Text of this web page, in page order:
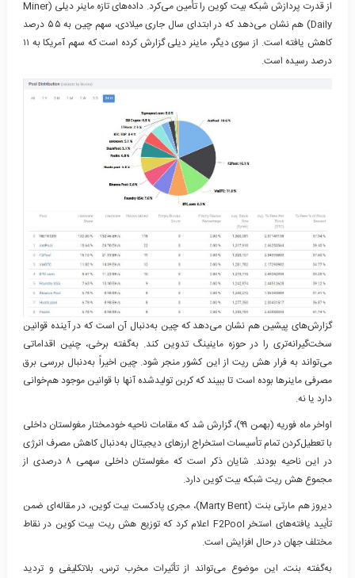
از قدرت پردازش شبکه بیت کوین را تأمین می‌کرد. داده‌های تازه ماینر دیلی (Miner
Daily) هم نشان می‌دهد که در ابتدای سال جاری میلادی، سهم چین به ۵۵ درصد
کاهش یافته است. از سوی دیگر، ماینر دیلی گزارش کرده است که سهم آمریکا به ۱۱
درصد رسیده است.
گزارش‌های پیشین هم نشان می‌دهد که چین به‌دنبال آن است که در آینده قوانین
سخت‌گیرانه‌تری را در حوزه ماینینگ تدوین کند. به‌گفته برخی، چنین اقداماتی
می‌تواند به فرار هش ریت از این کشور منجر شود. چین اخیراً به‌دنبال بررسی برق
مصرفی ماینرها بوده است تا ببیند که کربن تولیدشده آنها با قوانین موجود هم‌خوانی
دارد یا نه.
اواخر ماه فوریه (بهمن ۹۹)، گزارش شد که مقامات ناحیه خودمختار مغولستان داخلی
با تعطیل‌کردن تمام تأسیسات استخراج ارزهای دیجیتال به‌دنبال کاهش مصرف انرژی
در این ناحیه بودند. شایان ذکر است که مغولستان داخلی سهمی ۸ درصدی از
مجموع هش ریت شبکه بیت کوین دارد.
دیروز هم مارتی بنت (Marty Bent)، مجری پادکست بیت کوین، در مقاله‌ای ضمن
تأیید یافته‌های استخر F2Pool اعلام کرد که توزیع هش ریت بیت کوین در نقاط
مختلف جهان در حال افزایش است.
به‌گفته بنت، این موضوع می‌تواند از تأثیرات مخرب ترس، بلاتکلیفی و تردید